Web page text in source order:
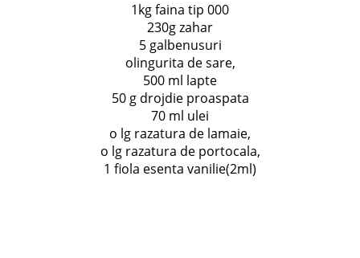
1kg faina tip 000
230g zahar
5 galbenusuri
olingurita de sare,
500 ml lapte
50 g drojdie proaspata
70 ml ulei
o lg razatura de lamaie,
o lg razatura de portocala,
1 fiola esenta vanilie(2ml)